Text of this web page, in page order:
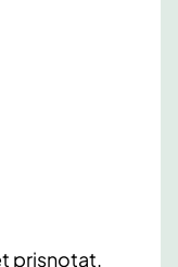
prisnotat.